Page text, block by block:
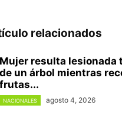
relacionados
Mujer resulta lesionada
de un árbol mientras
frutas...
NACIONALES agosto 4, 2026